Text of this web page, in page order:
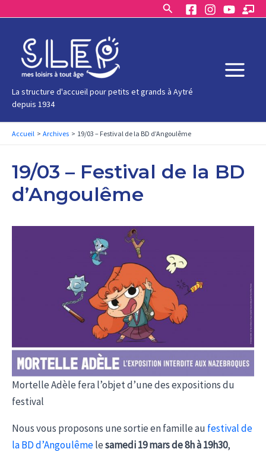
contenu
Rechercher
La structure d'accueil pour petits et grands à Aytré
depuis 1934
Main
Accueil Archives 19/03 – Festival de la BD d’Angoulême
19/03 – Festival de la BD
d’Angoulême
Mortelle Adèle fera l’objet d’une des expositions du
festival
Nous vous proposons une sortie en famille au festival de
la BD d’Angoulêmelesamedi 19 mars de 8h à 19h30,